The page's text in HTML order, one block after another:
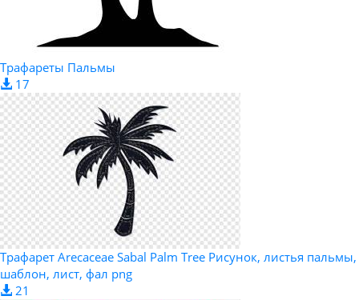
Трафареты Пальмы
17
Трафарет Arecaceae Sabal Palm Tree Рисунок, листья пальмы,
шаблон, лист, фал png
21